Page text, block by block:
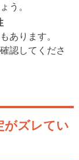
う。
あります。
認してくださ
がズレてい